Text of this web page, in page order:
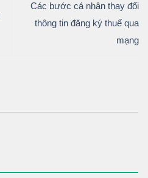
Các bước cá nhân thay đổi
thông tin đăng ký thuế qua
mạng